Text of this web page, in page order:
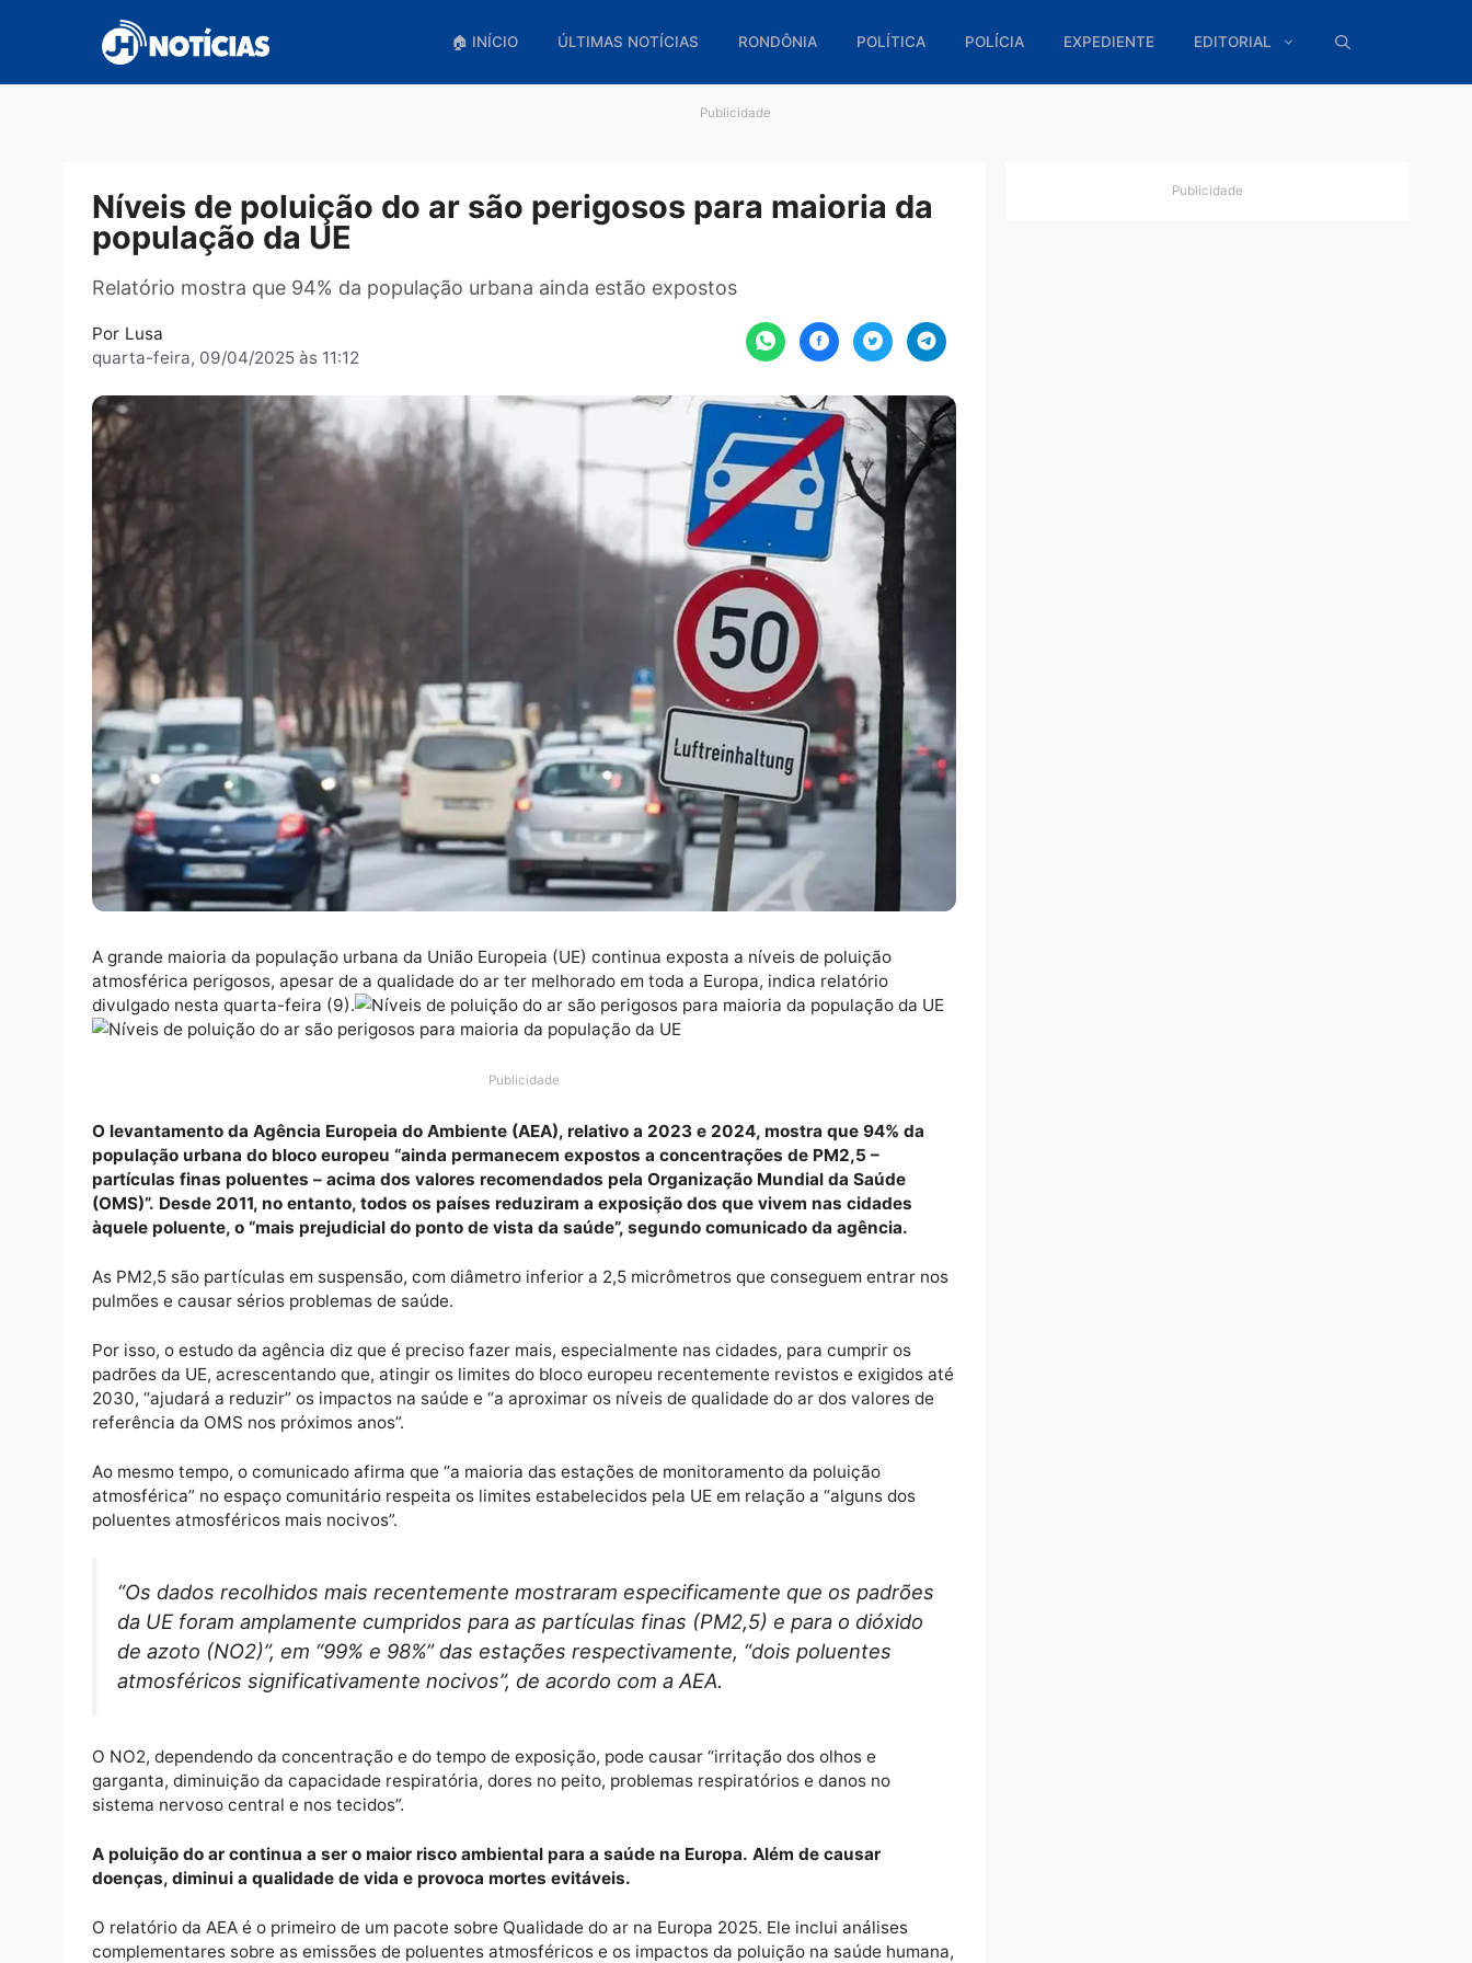
conteúdo
🏠 INÍCIO ÚLTIMAS NOTÍCIAS RONDÔNIA POLÍTICA POLÍCIA EXPEDIENTE EDITORIAL
Níveis de poluição do ar são perigosos para maioria da
população da UE
Relatório mostra que 94% da população urbana ainda estão expostos
Por Lusa
quarta-feira, 09/04/2025 às 11:12
atmosférica perigosos, apesar de a qualidade do ar ter melhorado em toda a Europa, indica relatório
Publicidade
população urbana do bloco europeu “ainda permanecem expostos a concentrações de PM2,5 –
partículas finas poluentes – acima dos valores recomendados pela Organização Mundial da Saúde
àquele poluente, o “mais prejudicial do ponto de vista da saúde”, segundo comunicado da agência.
As PM2,5 são partículas em suspensão, com diâmetro inferior a 2,5 micrômetros que conseguem entrar nos
Por isso, o estudo da agência diz que é preciso fazer mais, especialmente nas cidades, para cumprir os
padrões da UE, acrescentando que, atingir os limites do bloco europeu recentemente revistos e exigidos até
referência da OMS nos próximos anos”.
Ao mesmo tempo, o comunicado afirma que “a maioria das estações de monitoramento da poluição
atmosférica” no espaço comunitário respeita os limites estabelecidos pela UE em relação a “alguns dos
poluentes atmosféricos mais nocivos”.
“Os dados recolhidos mais recentemente mostraram especificamente que os padrões
da UE foram amplamente cumpridos para as partículas finas (PM2,5) e para o dióxido
atmosféricos significativamente nocivos”, de acordo com a AEA.
O NO2, dependendo da concentração e do tempo de exposição, pode causar “irritação dos olhos e